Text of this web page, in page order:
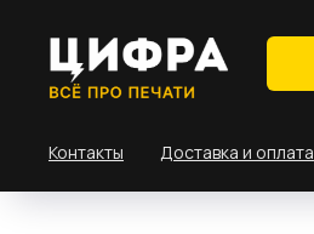
Контакты Доставка и оплата